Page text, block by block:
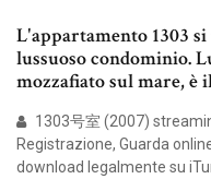
L'appartamento 1303
lussuoso condominio.
mozzafiato sul mare, è
1303号室 (2007)
Registrazione, Guarda
download legalmente su